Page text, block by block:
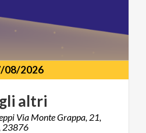
08/2026
altri
Via Monte Grappa, 21,
23876